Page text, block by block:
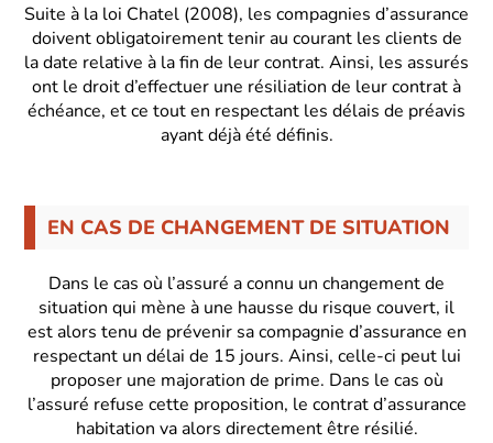
Suite à la loi Chatel (2008), les compagnies d’assurance
doivent obligatoirement tenir au courant les clients de
la date relative à la fin de leur contrat. Ainsi, les assurés
ont le droit d’effectuer une résiliation de leur contrat à
échéance, et ce tout en respectant les délais de préavis
ayant déjà été définis.
EN CAS DE CHANGEMENT DE SITUATION
Dans le cas où l’assuré a connu un changement de
situation qui mène à une hausse du risque couvert, il
est alors tenu de prévenir sa compagnie d’assurance en
respectant un délai de 15 jours. Ainsi, celle-ci peut lui
proposer une majoration de prime. Dans le cas où
l’assuré refuse cette proposition, le contrat d’assurance
habitation va alors directement être résilié.